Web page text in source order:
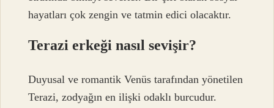
hayatları çok zengin ve tatmin edici olacaktır.
Terazi erkeği nasıl sevişir?
Duyusal ve romantik Venüs tarafından yönetilen
Terazi, zodyağın en ilişki odaklı burcudur.